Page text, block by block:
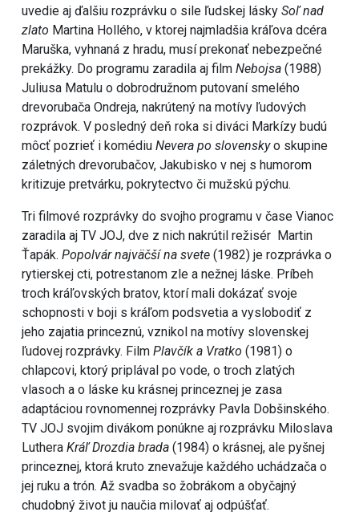
uvedie aj ďalšiu rozprávku o sile ľudskej lásky Soľ nad
zlato Martina Hollého, v ktorej najmladšia kráľova dcéra
Maruška, vyhnaná z hradu, musí prekonať nebezpečné
prekážky. Do programu zaradila aj film Nebojsa (1988)
Juliusa Matulu o dobrodružnom putovaní smelého
drevorubača Ondreja, nakrútený na motívy ľudových
rozprávok. V posledný deň roka si diváci Markízy budú
môcť pozrieť i komédiu Nevera po slovenskyo skupine
záletných drevorubačov, Jakubisko v nej s humorom
kritizuje pretvárku, pokrytectvo či mužskú pýchu.
Tri filmové rozprávky do svojho programu v čase Vianoc
zaradila aj TV JOJ, dve z nich nakrútil režisér Martin
Ťapák. Popolvár najväčší na svete (1982) je rozprávka o
rytierskej cti, potrestanom zle a nežnej láske. Príbeh
troch kráľovských bratov, ktorí mali dokázať svoje
schopnosti v boji s kráľom podsvetia a vyslobodiť z
jeho zajatia princeznú, vznikol na motívy slovenskej
ľudovej rozprávky. Film Plavčík a Vratko (1981) o
chlapcovi, ktorý priplával po vode, o troch zlatých
vlasoch a o láske ku krásnej princeznej je zasa
adaptáciou rovnomennej rozprávky Pavla Dobšinského.
TV JOJ svojim divákom ponúkne aj rozprávku Miloslava
Luthera Kráľ Drozdia brada (1984) o krásnej, ale pyšnej
princeznej, ktorá kruto znevažuje každého uchádzača o
jej ruku a trón. Až svadba so žobrákom a obyčajný
chudobný život ju naučia milovať aj odpúšťať.